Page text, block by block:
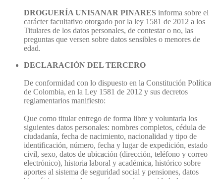
DROGUERÍA UNISANAR PINARES informa sobre el
carácter facultativo otorgado por la ley 1581 de 2012 a los
Titulares de los datos personales, de contestar o no, las
preguntas que versen sobre datos sensibles o menores de
edad.
DECLARACIÓN DEL TERCERO
De conformidad con lo dispuesto en la Constitución Política
de Colombia, en la Ley 1581 de 2012 y sus decretos
reglamentarios manifiesto:
Que como titular entrego de forma libre y voluntaria los
siguientes datos personales: nombres completos, cédula de
ciudadanía, fecha de nacimiento, nacionalidad y tipo de
identificación, número, fecha y lugar de expedición, estado
civil, sexo, datos de ubicación (dirección, teléfono y correo
electrónico), historia laboral y académica, histórico sobre
aportes al sistema de seguridad social y pensiones, datos